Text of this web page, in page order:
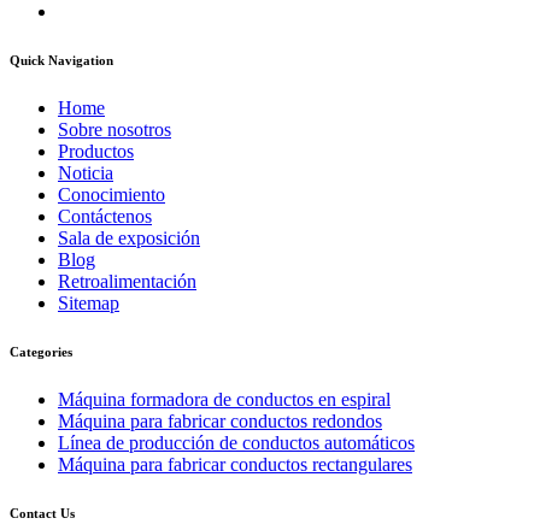
Quick Navigation
Home
Sobre nosotros
Productos
Noticia
Conocimiento
Contáctenos
Sala de exposición
Blog
Retroalimentación
Sitemap
Categories
Máquina formadora de conductos en espiral
Máquina para fabricar conductos redondos
Línea de producción de conductos automáticos
Máquina para fabricar conductos rectangulares
Contact Us